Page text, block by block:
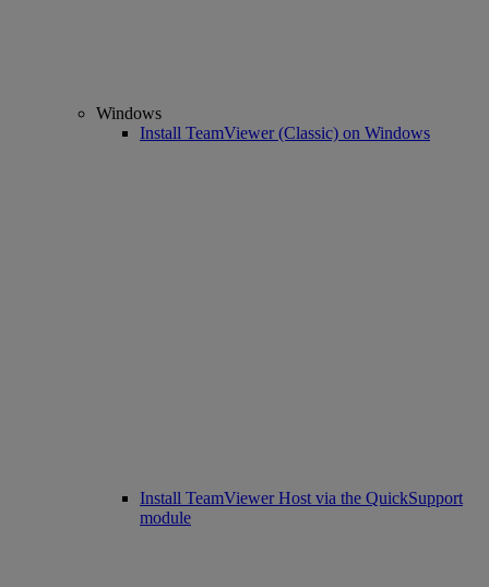
Windows
Install TeamViewer (Classic) on Windows
Install TeamViewer Host via the QuickSupport
module